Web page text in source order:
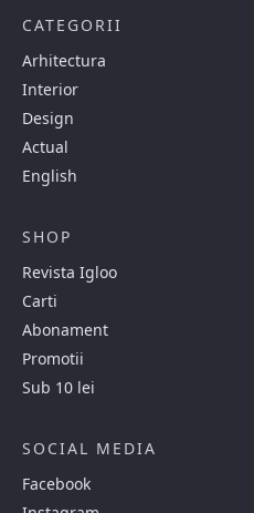
CATEGORII
Arhitectura
Interior
Design
Actual
English
SHOP
Revista Igloo
Carti
Abonament
Promotii
Sub 10 lei
SOCIAL MEDIA
Facebook